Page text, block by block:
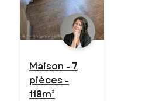
Maison - 7
pièces -
118m²